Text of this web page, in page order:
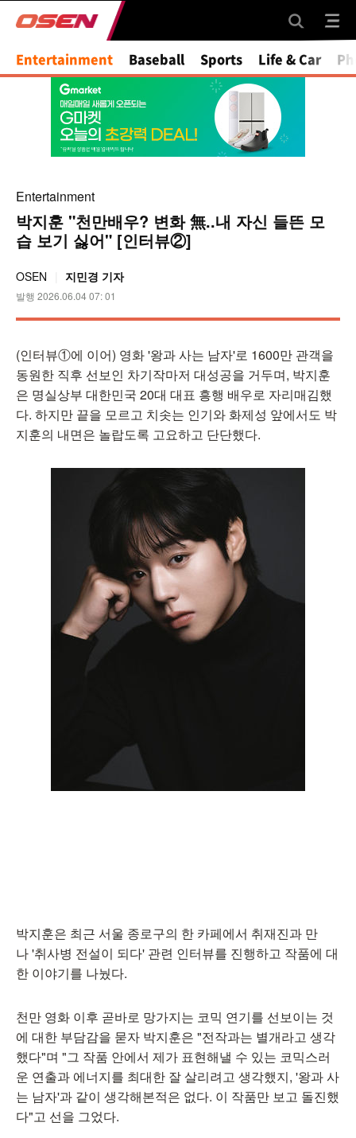
Mute
Entertainment Baseball Sports Life & Car
Entertainment
박지훈 "천만배우? 변화 無..내 자신 들뜬 모
습 보기 싫어" [인터뷰②]
OSEN 지민경 기자
발행 2026.06.04 07: 01
(인터뷰①에 이어) 영화 '왕과 사는 남자'로 1600만 관객을
동원한 직후 선보인 차기작마저 대성공을 거두며, 박지훈
은 명실상부 대한민국 20대 대표 흥행 배우로 자리매김했
다. 하지만 끝을 모르고 치솟는 인기와 화제성 앞에서도 박
지훈의 내면은 놀랍도록 고요하고 단단했다.
박지훈은 최근 서울 종로구의 한 카페에서 취재진과 만
나 '취사병 전설이 되다' 관련 인터뷰를 진행하고 작품에 대
한 이야기를 나눴다.
천만 영화 이후 곧바로 망가지는 코믹 연기를 선보이는 것
에 대한 부담감을 묻자 박지훈은 "전작과는 별개라고 생각
했다"며 "그 작품 안에서 제가 표현해낼 수 있는 코믹스러
운 연출과 에너지를 최대한 잘 살리려고 생각했지, '왕과 사
는 남자'과 같이 생각해본적은 없다. 이 작품만 보고 돌진했
다"고 선을 그었다.